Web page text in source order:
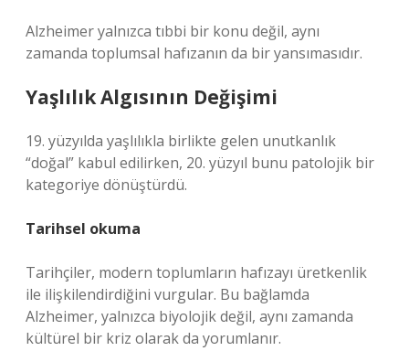
Alzheimer yalnızca tıbbi bir konu değil, aynı
zamanda toplumsal hafızanın da bir yansımasıdır.
Yaşlılık Algısının Değişimi
19. yüzyılda yaşlılıkla birlikte gelen unutkanlık
“doğal” kabul edilirken, 20. yüzyıl bunu patolojik bir
kategoriye dönüştürdü.
Tarihsel okuma
Tarihçiler, modern toplumların hafızayı üretkenlik
ile ilişkilendirdiğini vurgular. Bu bağlamda
Alzheimer, yalnızca biyolojik değil, aynı zamanda
kültürel bir kriz olarak da yorumlanır.